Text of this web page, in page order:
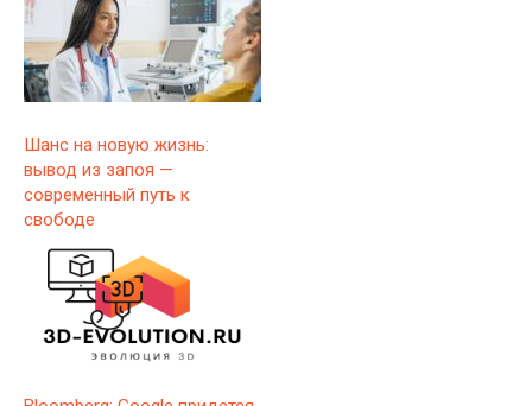
Шанс на новую жизнь:
вывод из запоя —
современный путь к
свободе